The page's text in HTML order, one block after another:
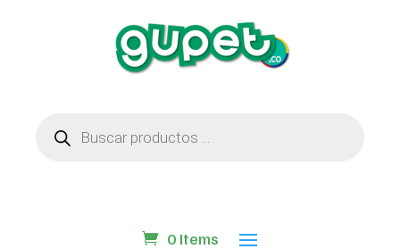
productos
0 Items